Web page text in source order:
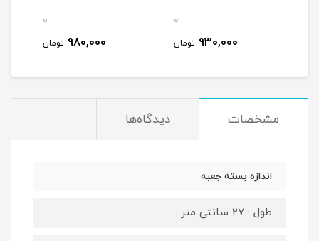
0
930,000 تومان
0
980,000 تومان
مشخصات دیدگاه‌ها
اندازه بسته جعبه
طول : 27 سانتی متر